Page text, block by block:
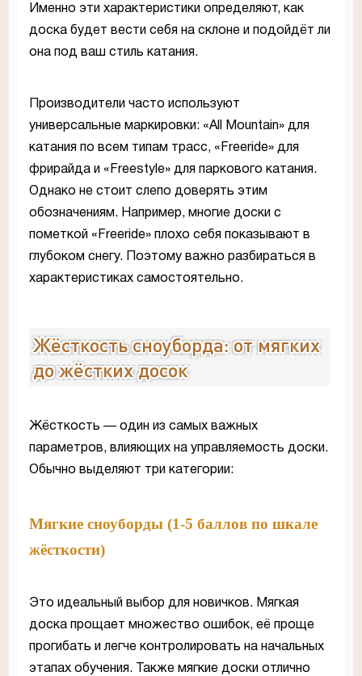
Именно эти характеристики определяют, как
доска будет вести себя на склоне и подойдёт ли
она под ваш стиль катания.
Производители часто используют
универсальные маркировки: «All Mountain» для
катания по всем типам трасс, «Freeride» для
фрирайда и «Freestyle» для паркового катания.
Однако не стоит слепо доверять этим
обозначениям. Например, многие доски с
пометкой «Freeride» плохо себя показывают в
глубоком снегу. Поэтому важно разбираться в
характеристиках самостоятельно.
Жёсткость сноуборда: от мягких
до жёстких досок
Жёсткость — один из самых важных
параметров, влияющих на управляемость доски.
Обычно выделяют три категории:
Мягкие сноуборды (1-5 баллов по шкале
жёсткости)
Это идеальный выбор для новичков. Мягкая
доска прощает множество ошибок, её проще
прогибать и легче контролировать на начальных
этапах обучения. Также мягкие доски отлично